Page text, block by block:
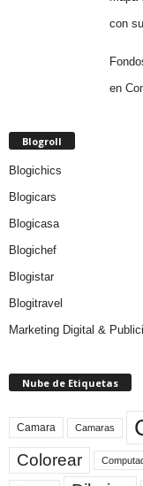
con
en
Blogroll
Blogichics
Blogicars
Blogicasa
Blogichef
Blogistar
Blogitravel
Marketing Digital &
Nube de Etiquetas
Camara Camaras
Colorear